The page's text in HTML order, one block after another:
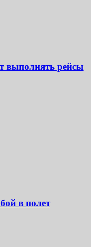
выполнять рейсы
в полет